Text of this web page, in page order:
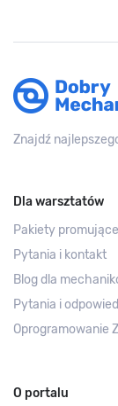
Znajdź
Dla warsztatów
Pakiety promujące
Pytania i kontakt
Blog dla
Pytania i
Oprogramowanie
O portalu